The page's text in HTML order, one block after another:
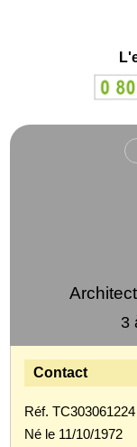
3
Contact
Réf. TC303061224
Né le 11/10/1972